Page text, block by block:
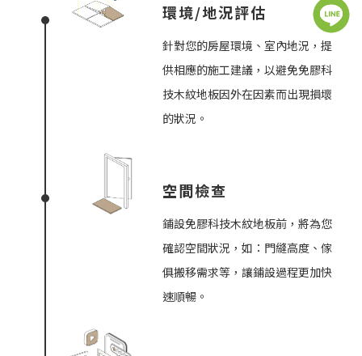
環境/地況評估
針對您的房屋環境、室內地況，提
供相應的施工建議，以避免免膠科
技木紋地板因外在因素而出現損壞
的狀況。
空間檢查
鋪設免膠科技木紋地板前，將為您
確認空間狀況，如：門縫高度、傢
俱搬移需求等，讓鋪設過程更加快
速順暢。